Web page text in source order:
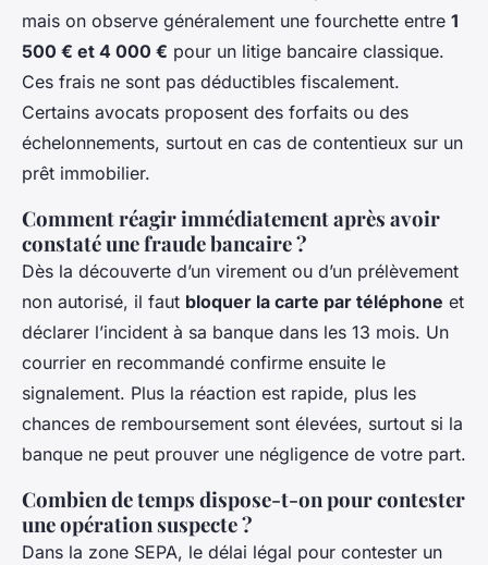
mais on observe généralement une fourchette entre 1
500 € et 4 000 € pour un litige bancaire classique.
Ces frais ne sont pas déductibles fiscalement.
Certains avocats proposent des forfaits ou des
échelonnements, surtout en cas de contentieux sur un
prêt immobilier.
Comment réagir immédiatement après avoir
constaté une fraude bancaire ?
Dès la découverte d’un virement ou d’un prélèvement
non autorisé, il faut bloquer la carte par téléphone et
déclarer l’incident à sa banque dans les 13 mois. Un
courrier en recommandé confirme ensuite le
signalement. Plus la réaction est rapide, plus les
chances de remboursement sont élevées, surtout si la
banque ne peut prouver une négligence de votre part.
Combien de temps dispose-t-on pour contester
une opération suspecte ?
Dans la zone SEPA, le délai légal pour contester un